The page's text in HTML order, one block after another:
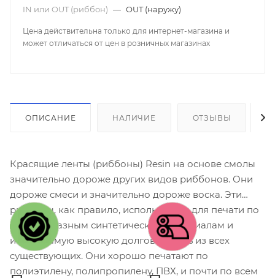
IN или OUT (риббон) — OUT (наружу)
Цена действительна только для интернет-магазина и
может отличаться от цен в розничных магазинах
ОПИСАНИЕ НАЛИЧИЕ ОТЗЫВЫ
Красящие ленты (риббоны) Resin на основе смолы
значительно дороже других видов риббонов. Они
дороже смеси и значительно дороже воска. Эти
риббоны, как правило, используются для печати по
разнообразным синтетическим материалам и
имеют самую высокую долговечность из всех
существующих. Они хорошо печатают по
полиэтилену, полипропилену, ПВХ, и почти по всем